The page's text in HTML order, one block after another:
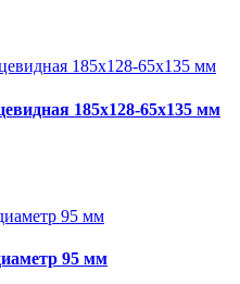
185х128-65х135 мм
95 мм